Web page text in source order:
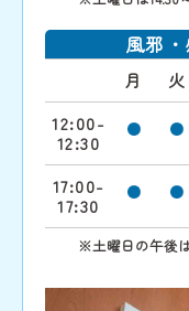
風邪
月 火
12:00-
12:30
17:00-
17:30
※土曜日の午後